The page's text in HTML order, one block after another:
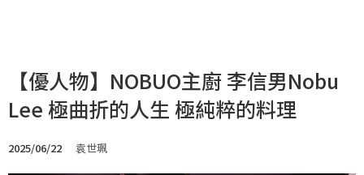
【優人物】NOBUO主廚 李信男Nobu
Lee 極曲折的人生 極純粹的料理
2025/06/22 袁世珮